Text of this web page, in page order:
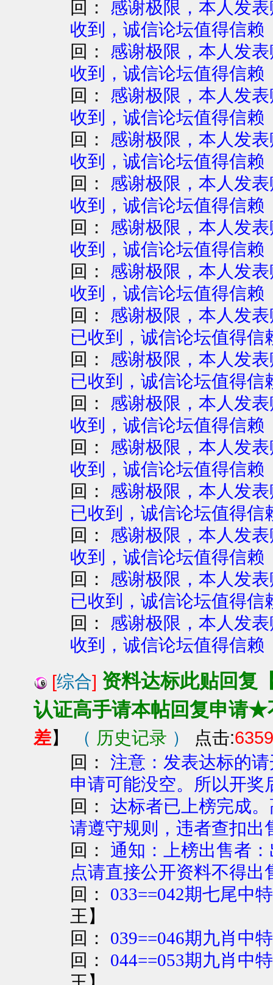
回： 感谢极限，本人发
收到，诚信论坛值得信赖
回： 感谢极限，本人发
收到，诚信论坛值得信赖
回： 感谢极限，本人发
收到，诚信论坛值得信赖
回： 感谢极限，本人发
收到，诚信论坛值得信赖
回： 感谢极限，本人发
收到，诚信论坛值得信赖
回： 感谢极限，本人发
收到，诚信论坛值得信赖
回： 感谢极限，本人发
收到，诚信论坛值得信赖
回： 感谢极限，本人发
已收到，诚信论坛值得信
回： 感谢极限，本人发
已收到，诚信论坛值得信
回： 感谢极限，本人发
收到，诚信论坛值得信赖
回： 感谢极限，本人发
收到，诚信论坛值得信赖
回： 感谢极限，本人发
已收到，诚信论坛值得信
回： 感谢极限，本人发
收到，诚信论坛值得信赖
回： 感谢极限，本人发
已收到，诚信论坛值得信
回： 感谢极限，本人发
收到，诚信论坛值得信赖
[综合] 资料达标此贴回复
认证高手请本帖回复申请★
差】 （ 历史记录 ） 点击:
回：注意：发表达标的
申请可能没空。所以开奖
回：达标者已上榜完成
请遵守规则，违者查扣出
回： 通知：上榜出售者
点请直接公开资料不得出
回： 033==042期七尾中
王】
回： 039==046期九肖中
回： 044==053期九肖中